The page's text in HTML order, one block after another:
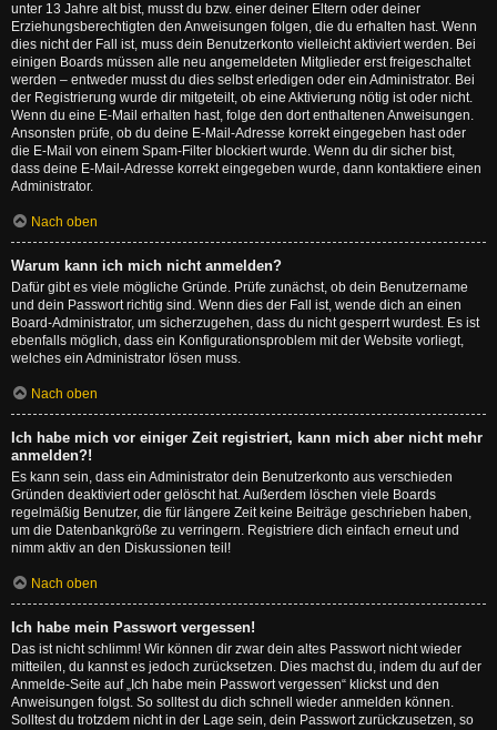
unter 13 Jahre alt bist, musst du bzw. einer deiner Eltern oder deiner
Erziehungsberechtigten den Anweisungen folgen, die du erhalten hast. Wenn
dies nicht der Fall ist, muss dein Benutzerkonto vielleicht aktiviert werden. Bei
einigen Boards müssen alle neu angemeldeten Mitglieder erst freigeschaltet
werden – entweder musst du dies selbst erledigen oder ein Administrator. Bei
der Registrierung wurde dir mitgeteilt, ob eine Aktivierung nötig ist oder nicht.
Wenn du eine E-Mail erhalten hast, folge den dort enthaltenen Anweisungen.
Ansonsten prüfe, ob du deine E-Mail-Adresse korrekt eingegeben hast oder
die E-Mail von einem Spam-Filter blockiert wurde. Wenn du dir sicher bist,
dass deine E-Mail-Adresse korrekt eingegeben wurde, dann kontaktiere einen
Administrator.
Nach oben
Warum kann ich mich nicht anmelden?
Dafür gibt es viele mögliche Gründe. Prüfe zunächst, ob dein Benutzername
und dein Passwort richtig sind. Wenn dies der Fall ist, wende dich an einen
Board-Administrator, um sicherzugehen, dass du nicht gesperrt wurdest. Es ist
ebenfalls möglich, dass ein Konfigurationsproblem mit der Website vorliegt,
welches ein Administrator lösen muss.
Nach oben
Ich habe mich vor einiger Zeit registriert, kann mich aber nicht mehr
anmelden?!
Es kann sein, dass ein Administrator dein Benutzerkonto aus verschieden
Gründen deaktiviert oder gelöscht hat. Außerdem löschen viele Boards
regelmäßig Benutzer, die für längere Zeit keine Beiträge geschrieben haben,
um die Datenbankgröße zu verringern. Registriere dich einfach erneut und
nimm aktiv an den Diskussionen teil!
Nach oben
Ich habe mein Passwort vergessen!
Das ist nicht schlimm! Wir können dir zwar dein altes Passwort nicht wieder
mitteilen, du kannst es jedoch zurücksetzen. Dies machst du, indem du auf der
Anmelde-Seite auf „Ich habe mein Passwort vergessen“ klickst und den
Anweisungen folgst. So solltest du dich schnell wieder anmelden können.
Solltest du trotzdem nicht in der Lage sein, dein Passwort zurückzusetzen, so